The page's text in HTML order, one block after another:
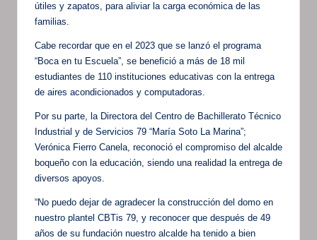
útiles y zapatos, para aliviar la carga económica de las
familias.
Cabe recordar que en el 2023 que se lanzó el programa
“Boca en tu Escuela”, se benefició a más de 18 mil
estudiantes de 110 instituciones educativas con la entrega
de aires acondicionados y computadoras.
Por su parte, la Directora del Centro de Bachillerato Técnico
Industrial y de Servicios 79 “María Soto La Marina”;
Verónica Fierro Canela, reconoció el compromiso del alcalde
boqueño con la educación, siendo una realidad la entrega de
diversos apoyos.
“No puedo dejar de agradecer la construcción del domo en
nuestro plantel CBTis 79, y reconocer que después de 49
años de su fundación nuestro alcalde ha tenido a bien